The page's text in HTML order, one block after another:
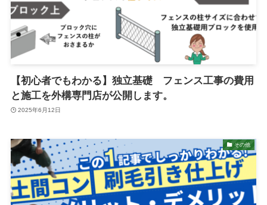
【初心者でもわかる】独立基礎 フェンス工事の費用
と施工を外構専門店が公開します。
2025年6月12日
その他